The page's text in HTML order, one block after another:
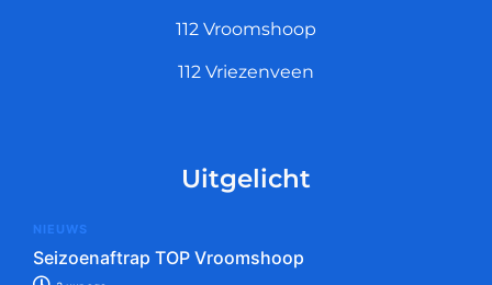
112 Vroomshoop
112 Vriezenveen
Uitgelicht
NIEUWS
Seizoenaftrap TOP Vroomshoop